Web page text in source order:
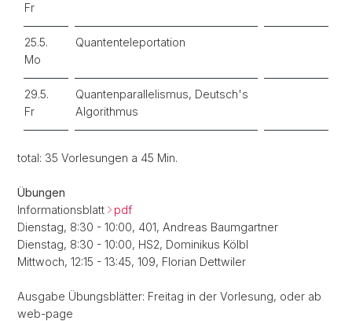
Fr
25.5.
Mo
Quantenteleportation
29.5.
Fr
Quantenparallelismus, Deutsch's
Algorithmus
total: 35 Vorlesungen a 45 Min.
Übungen
Informationsblatt
pdf
Dienstag, 8:30 - 10:00, 401, Andreas Baumgartner
Dienstag, 8:30 - 10:00, HS2, Dominikus Kölbl
Mittwoch, 12:15 - 13:45, 109, Florian Dettwiler
Ausgabe Übungsblätter: Freitag in der Vorlesung, oder ab
web-page